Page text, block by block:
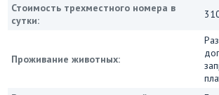
Стоимость трехместного номера в
сутки:
Проживание животных: